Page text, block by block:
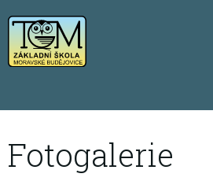
Fotogalerie